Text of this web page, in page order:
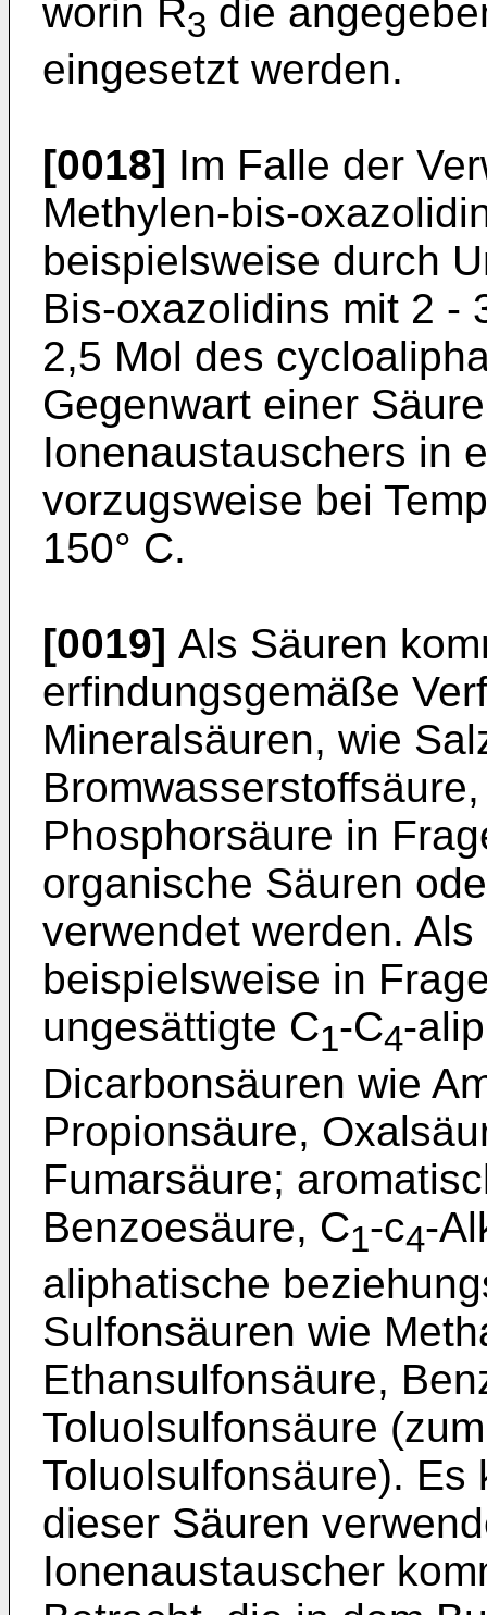
worin R3 die
eingesetzt werden.
[0018] Im Falle der
Methylen-bis-
beispielsweise durch
Bis-oxazolidins mit 2 -
2,5 Mol des
Gegenwart einer
Ionenaustauschers in
vorzugsweise bei
150° C.
[0019] Als Säuren
erfindungsgemäße
Mineralsäuren, wie
Phosphorsäure in
organische Säuren
verwendet werden.
beispielsweise in
ungesättigte C1-C4-
Dicarbonsäuren wie
Propionsäure,
Fumarsäure;
Benzoesäure, C1-c4-
aliphatische
Sulfonsäuren wie
Ethansulfonsäure,
Toluolsulfonsäure
Toluolsulfonsäure).
dieser Säuren
Ionenaustauscher